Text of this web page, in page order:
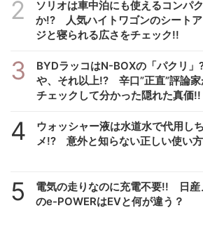
2
ソリオは車中泊にも使えるコンパ
か!? 人気ハイトワゴンのシート
ジと寝られる広さをチェック!!
3
BYDラッコはN-BOXの「パクリ
や、それ以上!? 辛口”正直”評論家
チェックして分かった隠れた真価!!
4
ウォッシャー液は水道水で代用し
メ!? 意外と知らない正しい使い方
5
電気の走りなのに充電不要!! 日産
のe-POWERはEVと何が違う？